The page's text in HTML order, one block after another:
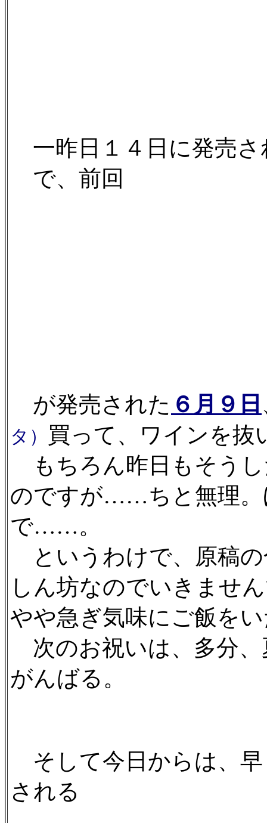
一昨日１４日に発売さ
で、前回
が発売された ６月９日
タ）
買って、ワインを抜
もちろん昨日もそう
のですが……ちと無理。
で……。
というわけで、原稿
しん坊なのでいきませ
やや急ぎ気味にご飯を
次のお祝いは、多分、
がんばる。
そして今日からは、早
される